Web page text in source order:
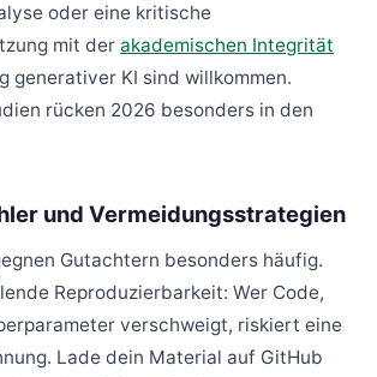
oder eine kritische
mit der akademischen Integrität
generativer KI sind willkommen.
rücken 2026 besonders in den
und Vermeidungsstrategien
Gutachtern besonders häufig.
Reproduzierbarkeit: Wer Code,
verschweigt, riskiert eine
Lade dein Material auf GitHub